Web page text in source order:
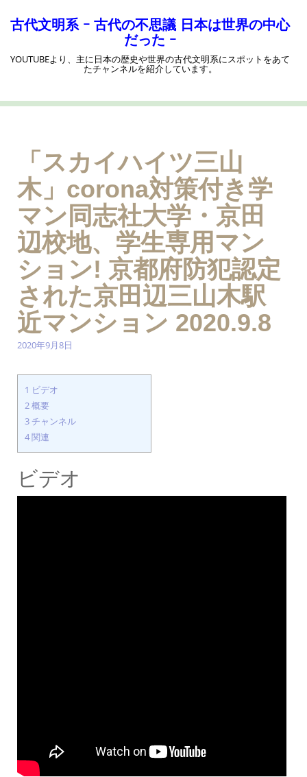
キ
古代文明系 ｰ 古代の不思議 日本は世界の中心
だった ｰ
YOUTUBEより、主に日本の歴史や世界の古代文明系にスポットをあて
たチャンネルを紹介しています。
「スカイハイツ三山
木」corona対策付き学
マン同志社大学・京田
辺校地、学生専用マン
ション! 京都府防犯認定
された京田辺三山木駅
近マンション 2020.9.8
2020年9月8日
1 ビデオ
2概要
3チャンネル
4関連
ビデオ